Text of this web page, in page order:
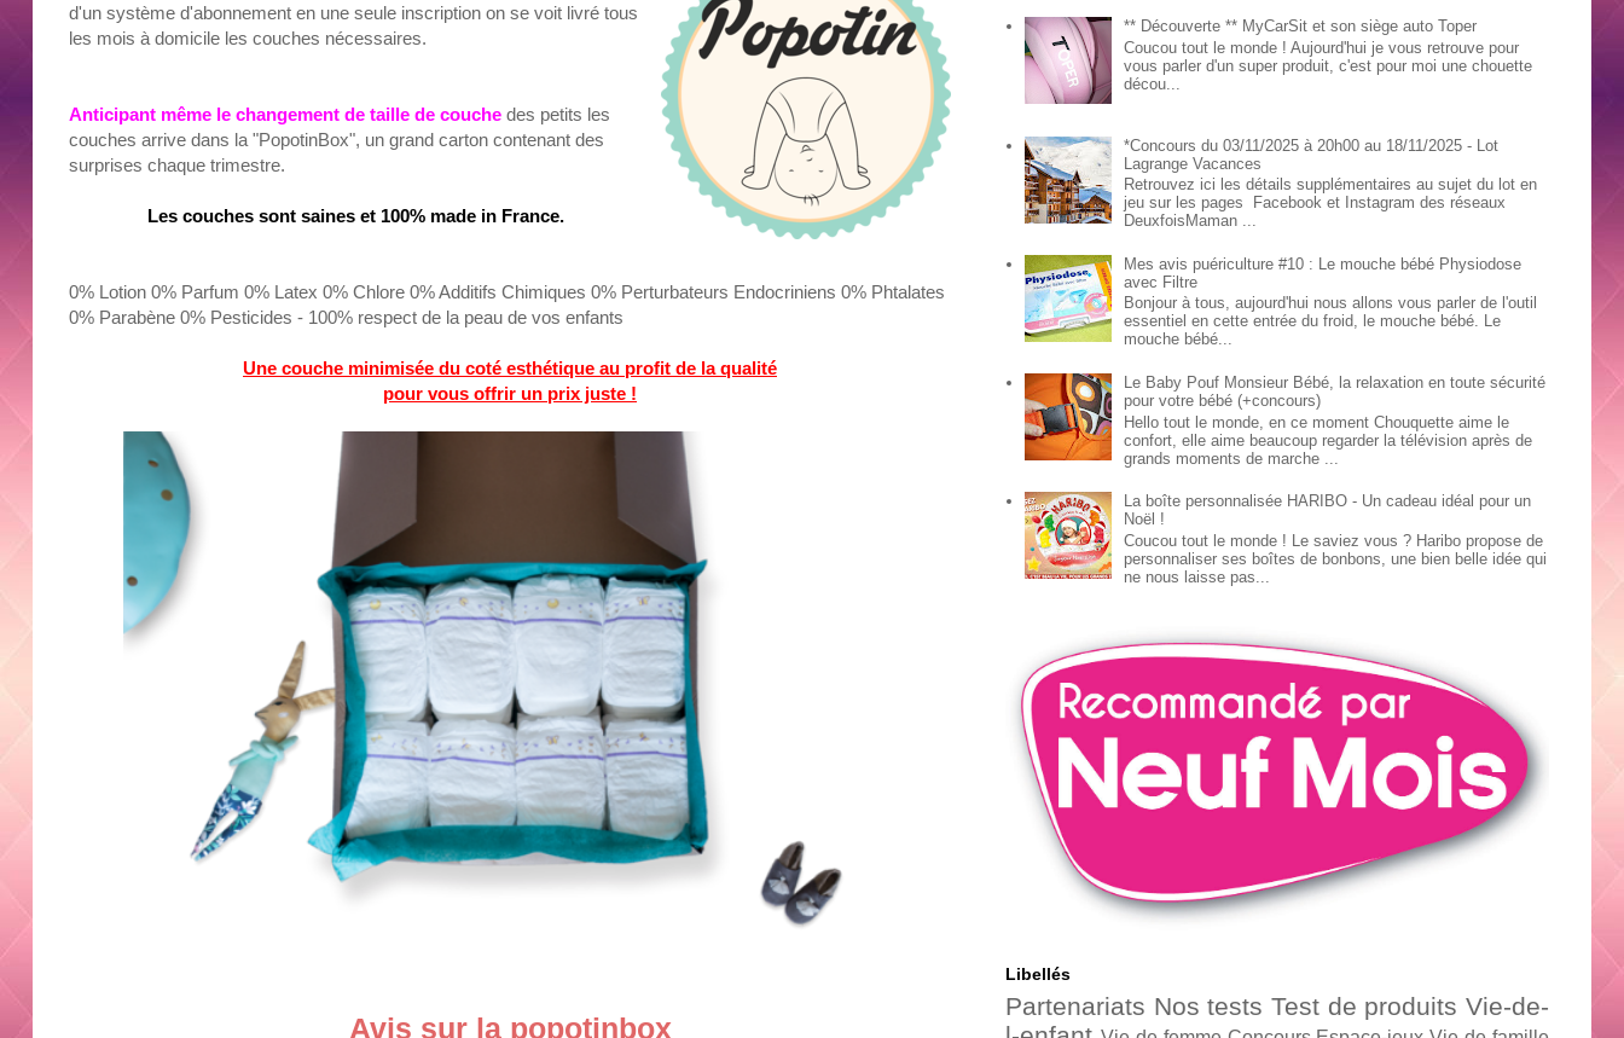
d'un système d'abonnement en une seule inscription on se voit livré tous
les mois à domicile les couches nécessaires.
Anticipant même le changement de taille de couche des petits les
couches arrive dans la "PopotinBox", un grand carton contenant des
surprises chaque trimestre.
Les couches sont saines et 100% made in France.
0% Lotion 0% Parfum 0% Latex 0% Chlore 0% Additifs Chimiques 0% Perturbateurs Endocriniens 0% Phtalates
0% Parabène 0% Pesticides - 100% respect de la peau de vos enfants
Une couche minimisée du coté esthétique au profit de la qualité
pour vous offrir un prix juste !
Avis sur la popotinbox
** Découverte ** MyCarSit et son siège auto Toper
Coucou tout le monde ! Aujourd'hui je vous retrouve pour
vous parler d'un super produit, c'est pour moi une chouette
décou...
*Concours du 03/11/2025 à 20h00 au 18/11/2025 - Lot
Lagrange Vacances
Retrouvez ici les détails supplémentaires au sujet du lot en
jeu sur les pages Facebook et Instagram des réseaux
DeuxfoisMaman ...
Mes avis puériculture #10 : Le mouche bébé Physiodose
avec Filtre
Bonjour à tous, aujourd'hui nous allons vous parler de l'outil
essentiel en cette entrée du froid, le mouche bébé. Le
mouche bébé...
Le Baby Pouf Monsieur Bébé, la relaxation en toute sécurité
pour votre bébé (+concours)
Hello tout le monde, en ce moment Chouquette aime le
confort, elle aime beaucoup regarder la télévision après de
grands moments de marche ...
La boîte personnalisée HARIBO - Un cadeau idéal pour un
Noël !
Coucou tout le monde ! Le saviez vous ? Haribo propose de
personnaliser ses boîtes de bonbons, une bien belle idée qui
ne nous laisse pas...
Libellés
Partenariats Nos tests Test de produits Vie-de-